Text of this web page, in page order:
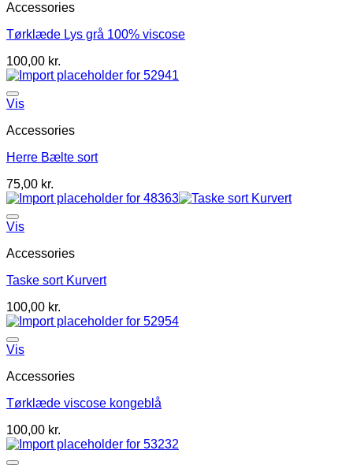
Accessories
Tørklæde Lys grå 100% viscose
100,00 kr.
Vis
Accessories
Herre Bælte sort
75,00 kr.
Vis
Accessories
Taske sort Kurvert
100,00 kr.
Vis
Accessories
Tørklæde viscose kongeblå
100,00 kr.